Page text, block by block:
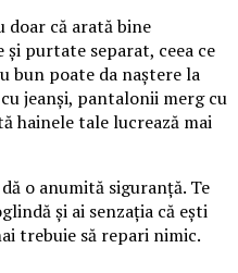
doar că arată bine
purtate separat, ceea ce
bun poate da naștere la
jeanși, pantalonii merg cu
hainele tale lucrează mai
o anumită siguranță. Te
și ai senzația că ești
trebuie să repari nimic.